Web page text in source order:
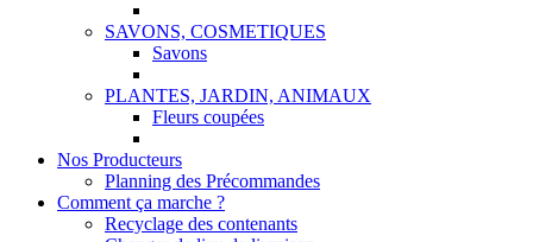
SAVONS, COSMETIQUES
Savons
PLANTES, JARDIN, ANIMAUX
Fleurs coupées
Nos Producteurs
Planning des Précommandes
Comment ça marche ?
Recyclage des contenants